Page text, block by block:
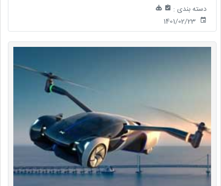
دسته بندی :
1401/02/23